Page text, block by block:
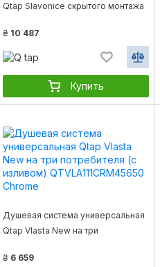
Qtap Slavonice скрытого монтажа
QTSLA113CRM45898 Chrome
₴ 10 487
Купить
Душевая система универсальная
Qtap Vlasta New на три
QTVLA111CRM45650 Chrome
₴ 6 659